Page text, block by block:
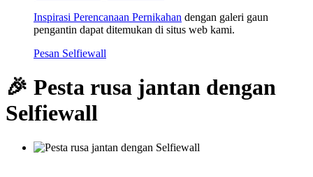
Inspirasi Perencanaan Pernikahan dengan galeri gaun
pengantin dapat ditemukan di situs web kami.
Pesan Selfiewall
🎉 Pesta rusa jantan dengan
Selfiewall